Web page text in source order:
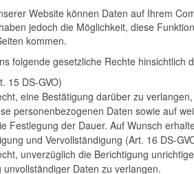
Website können Daten auf Ihrem
jedoch die Möglichkeit, diese
kommen.
folgende gesetzliche Rechte hinsichtlich
15 DS-GVO)
eine Bestätigung darüber zu
personenbezogenen Daten sowie auf
Festlegung der Dauer. Auf Wunsch
und Vervollständigung (Art. 16 DS-
unverzüglich die Berichtigung
unvollständiger Daten zu verlangen.